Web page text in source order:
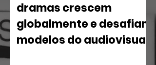
dramas crescem
globalmente e desafiam
modelos do audiovisual